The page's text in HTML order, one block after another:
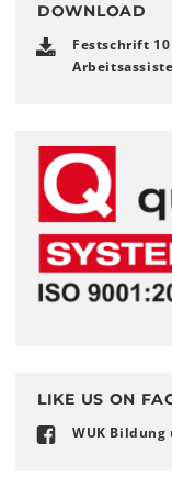
DOWNLOAD
Festschrift 10
LIKE US ON
WUK